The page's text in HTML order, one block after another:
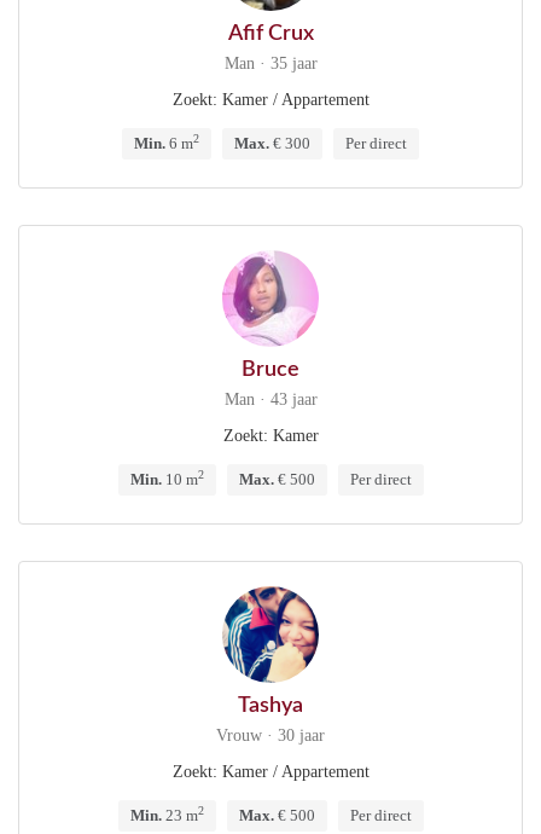
Afif Crux
Man · 35 jaar
Zoekt: Kamer / Appartement
Min. 6 m2 Max. € 300 Per direct
Bruce
Man · 43 jaar
Zoekt: Kamer
Min.10 m2 Max.€ 500 Per direct
Tashya
Vrouw · 30 jaar
Zoekt: Kamer / Appartement
Min.23 m2 Max.€ 500 Per direct